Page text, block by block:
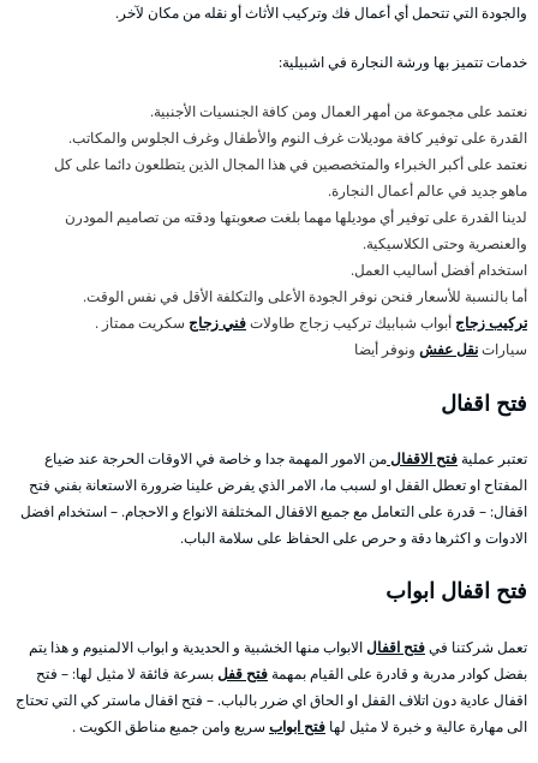
والجودة التي تتحمل أي أعمال فك وتركيب الأثاث أو نقله من مكان لآخر.
خدمات تتميز بها ورشة النجارة في اشبيلية:
نعتمد على مجموعة من أمهر العمال ومن كافة الجنسيات الأجنبية.
القدرة على توفير كافة موديلات غرف النوم والأطفال وغرف الجلوس والمكاتب.
نعتمد على أكبر الخبراء والمتخصصين في هذا المجال الذين يتطلعون دائما على كل
ماهو جديد في عالم أعمال النجارة.
لدينا القدرة على توفير أي موديلها مهما بلغت صعوبتها ودقته من تصاميم المودرن
والعنصرية وحتى الكلاسيكية.
استخدام أفضل أساليب العمل.
أما بالنسبة للأسعار فنحن نوفر الجودة الأعلى والتكلفة الأقل في نفس الوقت.
تركيب زجاج أبواب شبابيك تركيب زجاج طاولاتفني زجاج سكريت ممتاز .
سياراتنقل عفش ونوفر أيضا
فتح اقفال
تعتبر عمليةفتح الاقفالمن الامور المهمة جدا و خاصة في الاوقات الحرجة عند ضياع
المفتاح او تعطل القفل او لسبب ما، الامر الذي يفرض علينا ضرورة الاستعانة بفني فتح
اقفال: – قدرة على التعامل مع جميع الاقفال المختلفة الانواع و الاحجام. – استخدام افضل
الادوات و اكثرها دقة و حرص على الحفاظ على سلامة الباب.
فتح اقفال ابواب
تعمل شركتنا فيفتح اقفالالابواب منها الخشبية و الحديدية و ابواب الالمنيوم و هذا يتم
بفضل كوادر مدربة و قادرة على القيام بمهمةفتح قفلبسرعة فائقة لا مثيل لها: – فتح
اقفال عادية دون اتلاف القفل او الحاق اي ضرر بالباب. – فتح اقفال ماستر كي التي تحتاج
الى مهارة عالية و خبرة لا مثيل لها فتح ابواب سريع وامن جميع مناطق الكويت .